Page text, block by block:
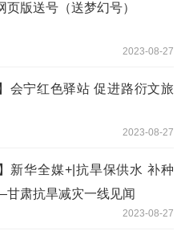
页版送号（送梦幻号）
2023-08-27
会宁红色驿站 促进路衍文旅
2023-08-27
新华全媒+|抗旱保供水 补种
肃抗旱减灾一线见闻
2023-08-27